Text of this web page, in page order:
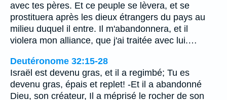
avec tes pères. Et ce peuple se lèvera, et se
prostituera après les dieux étrangers du pays au
milieu duquel il entre. Il m'abandonnera, et il
violera mon alliance, que j'ai traitée avec lui.…
Deutéronome 32:15-28
Israël est devenu gras, et il a regimbé; Tu es
devenu gras, épais et replet! -Et il a abandonné
Dieu, son créateur, Il a méprisé le rocher de son